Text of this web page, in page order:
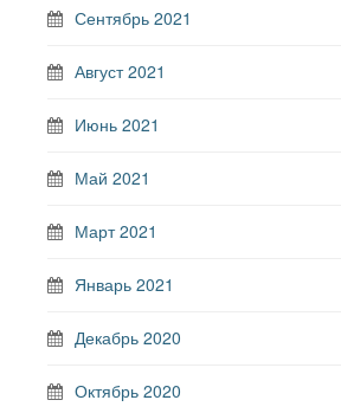
Сентябрь 2021
Август 2021
Июнь 2021
Май 2021
Март 2021
Январь 2021
Декабрь 2020
Октябрь 2020